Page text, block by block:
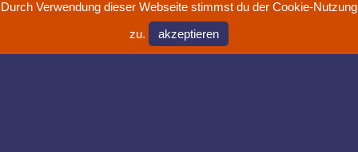
Durch Verwendung dieser Webseite stimmst du der Cookie-Nutzung
zu.